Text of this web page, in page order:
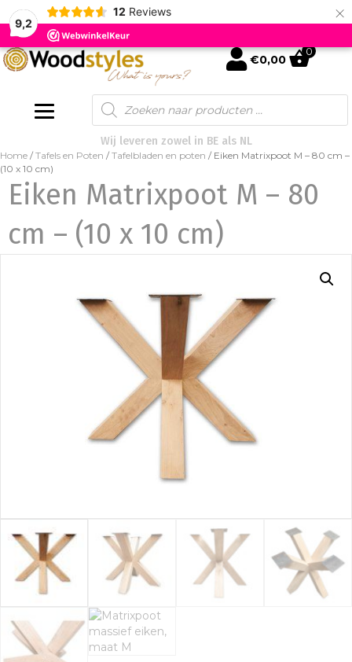
9,2
12 Reviews ×
mijn account
€0,00
0
Products
search
Wij leveren zowel in BE als NL
Home / Tafels en Poten / Tafelbladen en poten / Eiken Matrixpoot M – 80 cm –
(10 x 10 cm)
Eiken Matrixpoot M – 80
cm – (10 x 10 cm)